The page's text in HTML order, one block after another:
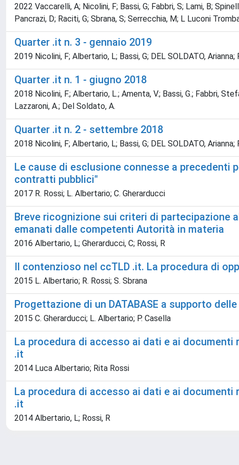
2022 Vaccarelli, A; Nicolini, F; Bassi, G; Fabbri, S; Lami, B;
Pancrazi, D; Raciti, G; Sbrana, S; Serrecchia, M; L Luconi
Quarter .it n. 3 - gennaio 2019
2019 Nicolini, F; Albertario, L; Bassi, G; DEL SOLDATO,
Quarter .it n. 1 - giugno 2018
2018 Nicolini, F.; Albertario, L.; Amenta, V.; Bassi, G.; Fabbri,
Lazzaroni, A.; Del Soldato, A.
Quarter .it n. 2 - settembre 2018
2018 Nicolini, F; Albertario, L; Bassi, G; DEL SOLDATO,
Le cause di esclusione connesse a precedenti
contratti pubblici"
2017 R. Rossi; L. Albertario; C. Gherarducci
Breve ricognizione sui criteri di
emanati dalle competenti Autorità in materia
2016 Albertario, L; Gherarducci, C; Rossi, R
Il contenzioso nel ccTLD .it. La procedura di
2015 L. Albertario; R. Rossi; S. Sbrana
Progettazione di un DATABASE a supporto
2015 C. Gherarducci; L. Albertario; P. Casella
La procedura di accesso ai dati e ai
.it
2014 Luca Albertario; Rita Rossi
La procedura di accesso ai dati e ai
.it
2014 Albertario, L; Rossi, R